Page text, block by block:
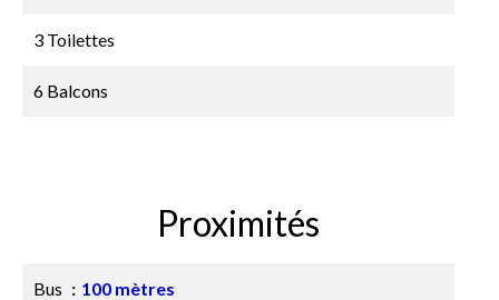
3 Toilettes
6 Balcons
Proximités
Bus 100 mètres